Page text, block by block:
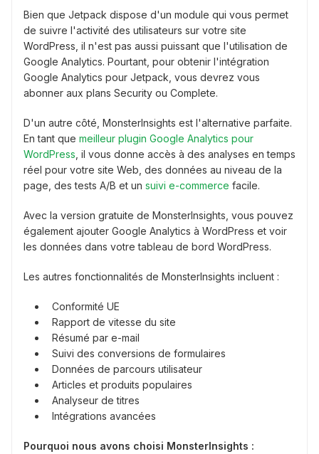
Bien que Jetpack dispose d'un module qui vous permet
de suivre l'activité des utilisateurs sur votre site
WordPress, il n'est pas aussi puissant que l'utilisation de
Google Analytics. Pourtant, pour obtenir l'intégration
Google Analytics pour Jetpack, vous devrez vous
abonner aux plans Security ou Complete.
D'un autre côté, MonsterInsights est l'alternative parfaite.
En tant que meilleur plugin Google Analytics pour
WordPress , il vous donne accès à des analyses en temps
réel pour votre site Web, des données au niveau de la
page, des tests A/B et un suivi e-commerce facile.
Avec la version gratuite de MonsterInsights, vous pouvez
également ajouter Google Analytics à WordPress et voir
les données dans votre tableau de bord WordPress.
Les autres fonctionnalités de MonsterInsights incluent :
Conformité UE
Rapport de vitesse du site
Résumé par e-mail
Suivi des conversions de formulaires
Données de parcours utilisateur
Articles et produits populaires
Analyseur de titres
Intégrations avancées
Pourquoi nous avons choisi MonsterInsights :